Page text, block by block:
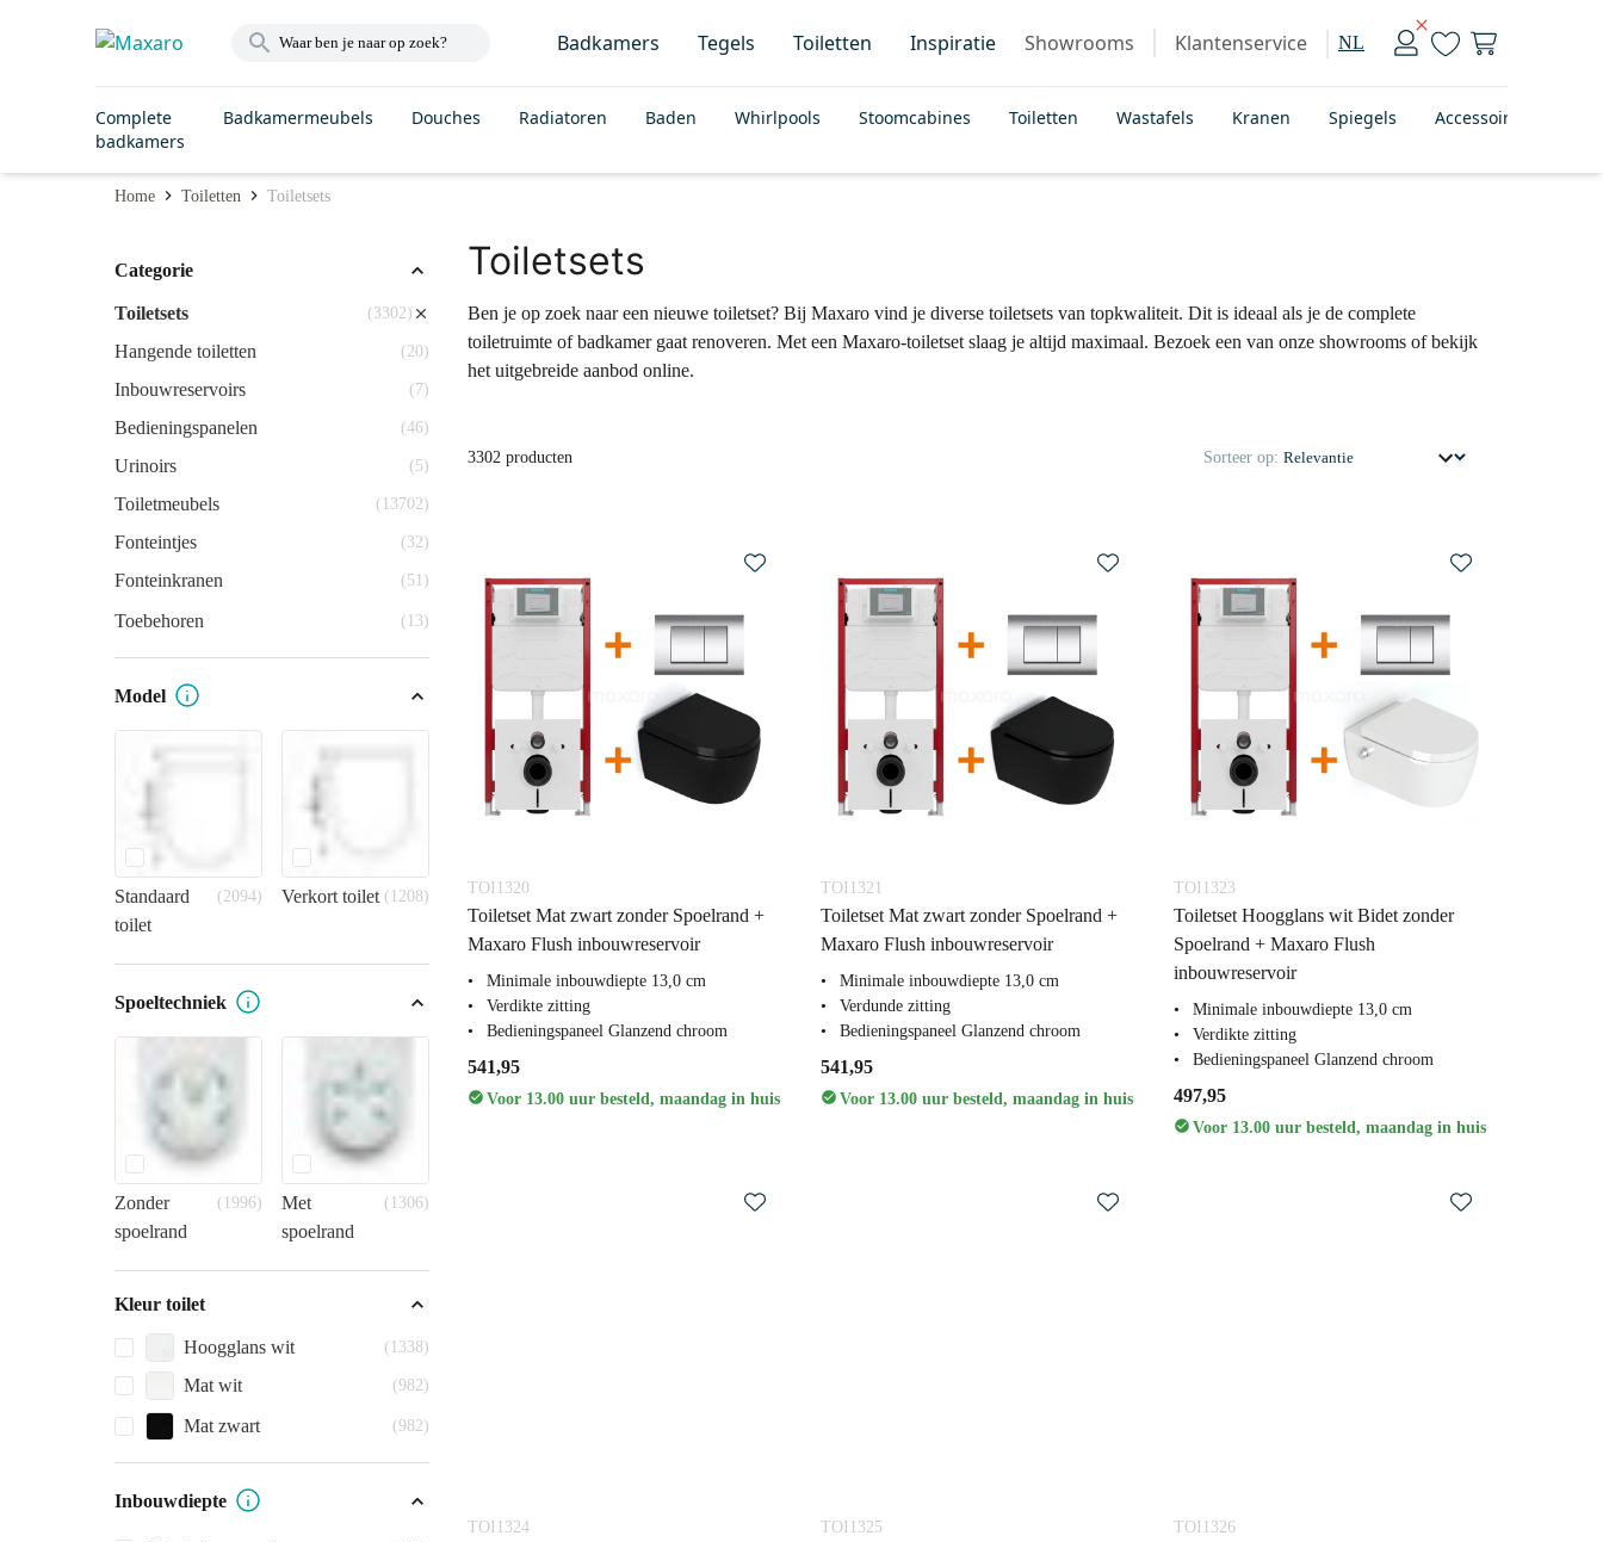
Badkamers Tegels Toiletten Inspiratie Showrooms Klantenservice NL
Complete
badkamers
Badkamermeubels Douches Radiatoren Baden Whirlpools Stoomcabines Toiletten Wastafels Kranen Spiegels Accessoires
Home Toiletten Toiletsets
Categorie
Toiletsets (3302)
Hangende toiletten (20)
Inbouwreservoirs (7)
Bedieningspanelen (46)
Urinoirs (5)
Toiletmeubels (13702)
Fonteintjes (32)
Fonteinkranen (51)
Toebehoren (13)
Model
Standaard
toilet
(2094) Verkort toilet (1208)
Spoeltechniek
Zonder
spoelrand
(1996)
Met
spoelrand
(1306)
Kleur toilet
Hoogglans wit (1338)
Mat wit (982)
Mat zwart (982)
Inbouwdiepte
Toiletsets
Ben je op zoek naar een nieuwe toiletset? Bij Maxaro vind je diverse toiletsets van topkwaliteit. Dit is ideaal als je de complete
toiletruimte of badkamer gaat renoveren. Met een Maxaro-toiletset slaag je altijd maximaal. Bezoek een van onze showrooms of bekijk
het uitgebreide aanbod online.
3302 producten Sorteer op:
TOI1320
Toiletset Mat zwart zonder Spoelrand +
Maxaro Flush inbouwreservoir
Minimale inbouwdiepte 13,0 cm
Verdikte zitting
Bedieningspaneel Glanzend chroom
541,95
Voor 13.00 uur besteld, maandag in huis
TOI1321
Toiletset Mat zwart zonder Spoelrand +
Maxaro Flush inbouwreservoir
Minimale inbouwdiepte 13,0 cm
Verdunde zitting
Bedieningspaneel Glanzend chroom
541,95
Voor 13.00 uur besteld, maandag in huis
TOI1323
Toiletset Hoogglans wit Bidet zonder
Spoelrand + Maxaro Flush
inbouwreservoir
Minimale inbouwdiepte 13,0 cm
Verdikte zitting
Bedieningspaneel Glanzend chroom
497,95
Voor 13.00 uur besteld, maandag in huis
TOI1324 TOI1325 TOI1326